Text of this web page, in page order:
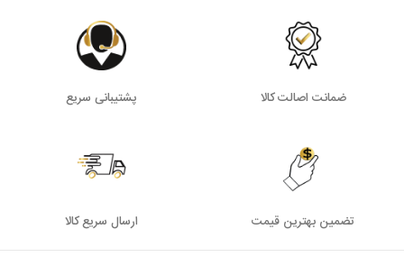
ضمانت اصالت کالا پشتیبانی سریع
تضمین بهترین قیمت ارسال سریع کالا